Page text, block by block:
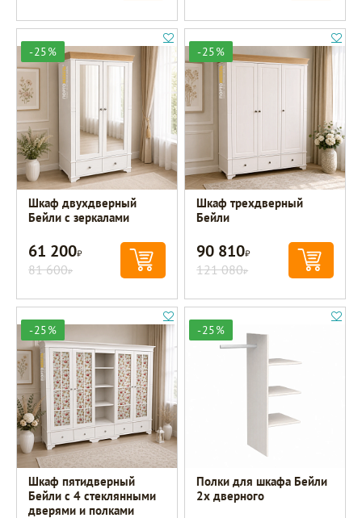
-25%
Шкаф двухдверный
Бейли с зеркалами
61 200Р
81 600Р
-25%
Шкаф трехдверный
Бейли
90 810Р
121 080Р
-25%
Шкаф пятидверный
Бейли с 4 стеклянными
дверями и полками
-25%
Полки для шкафа Бейли
2х дверного